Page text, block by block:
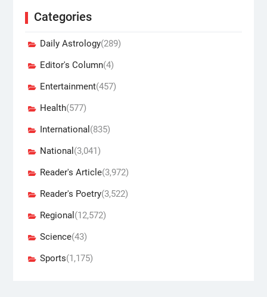
Categories
Daily Astrology(289)
Editor's Column(4)
Entertainment(457)
Health(577)
International (835)
National (3,041)
Reader's Article(3,972)
Reader's Poetry(3,522)
Regional (12,572)
Science(43)
Sports(1,175)